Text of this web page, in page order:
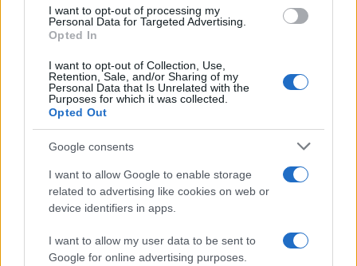
I want to opt-out of processing my
Personal Data for Targeted Advertising.
Opted In
I want to opt-out of Collection, Use,
Retention, Sale, and/or Sharing of my
Personal Data that Is Unrelated with the
Purposes for which it was collected.
Opted Out
Google consents
I want to allow Google to enable storage
related to advertising like cookies on web or
device identifiers in apps.
I want to allow my user data to be sent to
Google for online advertising purposes.
Ott lesz Marine Le Pen a francia Nemzeti
Tömörülés (RN) elnöke, Jörg Meuthen, a
német Alternatíva Németországnak (AfD)
párt vezetője, illetve Geert Wilders, holland
Szabadságpárt elnöke, de részt vesznek az
Osztrák Szabadságpárt (FPÖ), a Finnek
Pártja, a Dán Néppárt, a Flamand Érdek, az
Észtországi Konzervatív Néppárt (EKRE), a
cseh Szabadság és Közvetlen Demokrácia
(SPD) párt, a Család vagyunk (Sme rodina)
szlovák ellenzéki mozgalom, illetve a bolgár
Akarat (Volja) párt delegációi is.